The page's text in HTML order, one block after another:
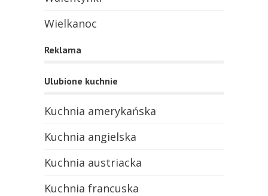
Wielkanoc
Reklama
Ulubione kuchnie
Kuchnia amerykańska
Kuchnia angielska
Kuchnia austriacka
Kuchnia francuska